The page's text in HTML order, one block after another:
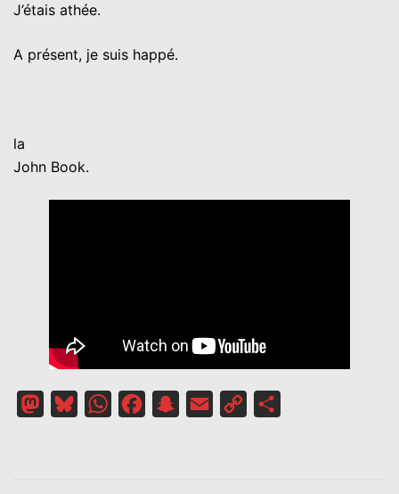
J’étais athée.
A présent, je suis happé.
la
John Book.
MastodonBlueskyWhatsAppFacebookSnapchat
Email
Copy